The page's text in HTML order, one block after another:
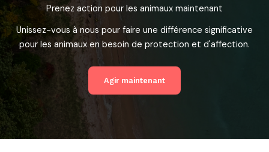
Prenez action pour les animaux maintenant
Unissez-vous à nous pour faire une différence significative
pour les animaux en besoin de protection et d'affection.
Agir maintenant